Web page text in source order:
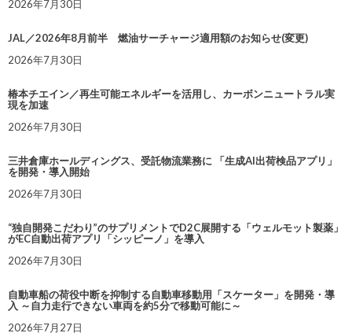
2026年7月30日
JAL／2026年8月前半 燃油サーチャージ適用額のお知らせ(変更)
2026年7月30日
椿本チエイン／再生可能エネルギーを活用し、カーボンニュートラル実
現を加速
2026年7月30日
三井倉庫ホールディングス、受託物流業務に 「生成AI出荷検品アプリ」
を開発・導入開始
2026年7月30日
“独自開発こだわり”のサプリメントでD2C展開する「ウェルモット製薬」
がEC自動出荷アプリ「シッピーノ」を導入
2026年7月30日
自動車船の荷役中断を抑制する自動車移動用「スケーター」を開発・導
入 ～自力走行できない車両を約5分で移動可能に～
2026年7月27日